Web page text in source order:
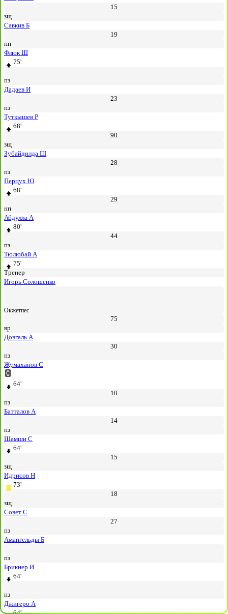
15
зщ
Савкив Б
19
нп
Флюк Ш
75'
пз
Дадаев И
23
пз
Туткышев Р
68'
90
зщ
Зубайдилда Ш
28
пз
Перцух Ю
68'
29
нп
Абдулла А
80'
44
пз
Тюлюбай А
75'
Тренер
Игорь Солошенко
Окжетпес
75
вр
Довгаль А
30
пз
Жумаханов С
64'
10
пз
Батталов А
14
пз
Шамши С
64'
15
зщ
Идрисов Н
73'
18
зщ
Совет С
27
пз
Амангельды Б
пз
Брикнер И
64'
пз
Джигеро А